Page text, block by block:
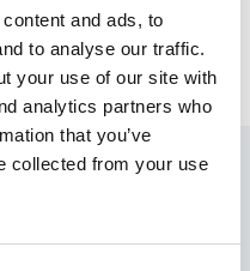
and ads, to
to analyse our traffic.
your use of our site with
analytics partners who
that you’ve
collected from your use